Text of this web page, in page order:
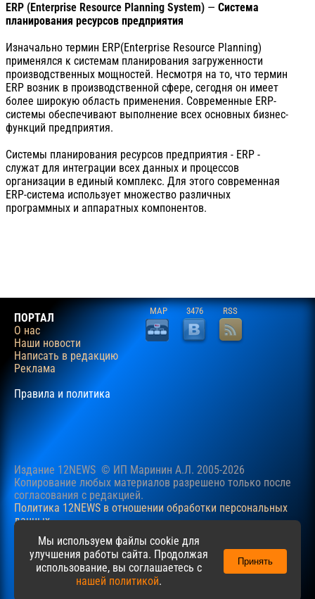
ERP (Enterprise Resource Planning System) — Система
планирования ресурсов предприятия
Изначально термин ERP(Enterprise Resource Planning)
применялся к системам планирования загруженности
производственных мощностей. Несмотря на то, что термин
ERP возник в производственной сфере, сегодня он имеет
более широкую область применения. Современные ERP-
системы обеспечивают выполнение всех основных бизнес-
функций предприятия.
Системы планирования ресурсов предприятия - ERP -
служат для интеграции всех данных и процессов
организации в единый комплекс. Для этого современная
ERP-система использует множество различных
программных и аппаратных компонентов.
ПОРТАЛ
О нас
Наши новости
Написать в редакцию
Реклама
Правила и политика
MAP 3476 RSS
Издание 12NEWS © ИП Маринин А.Л. 2005-2026
Копирование любых материалов разрешено только после
согласования c редакцией.
Политика 12NEWS в отношении обработки персональных
данных
Наш сайт использует файлы cookie для учучшения
пользовательского опыта. Продолжая просматривать сайт,
вы соглашаетесь с нашейПолитикойв отношении файлов
Мы используем файлы cookie для
улучшения работы сайта. Продолжая
использование, вы соглашаетесь с
нашей политикой.
Принять